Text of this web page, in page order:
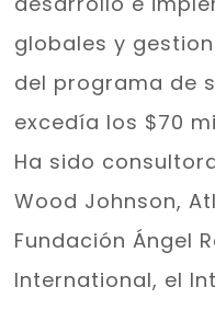
globales y
del programa de
excedía los $70
Ha sido
Wood Johnson,
Fundación Ángel
International, el